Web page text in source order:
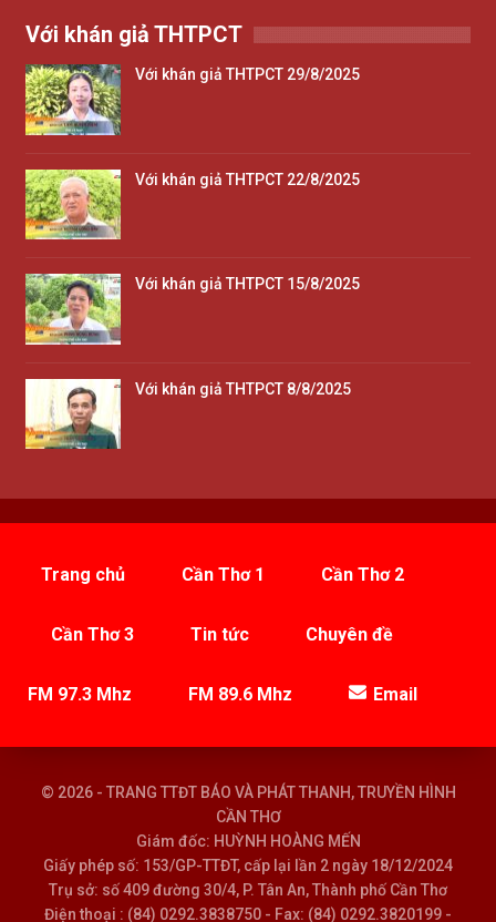
Với khán giả THTPCT
Với khán giả THTPCT 29/8/2025
Với khán giả THTPCT 22/8/2025
Với khán giả THTPCT 15/8/2025
Với khán giả THTPCT 8/8/2025
Trang chủ Cần Thơ 1 Cần Thơ 2
Cần Thơ 3 Tin tức Chuyên đề
FM 97.3 Mhz FM 89.6 Mhz Email
© 2026 - TRANG TTĐT BÁO VÀ PHÁT THANH, TRUYỀN HÌNH
CẦN THƠ
Giám đốc: HUỲNH HOÀNG MẾN
Giấy phép số: 153/GP-TTĐT, cấp lại lần 2 ngày 18/12/2024
Trụ sở: số 409 đường 30/4, P. Tân An, Thành phố Cần Thơ
Điện thoại : (84) 0292.3838750 - Fax: (84) 0292.3820199 -